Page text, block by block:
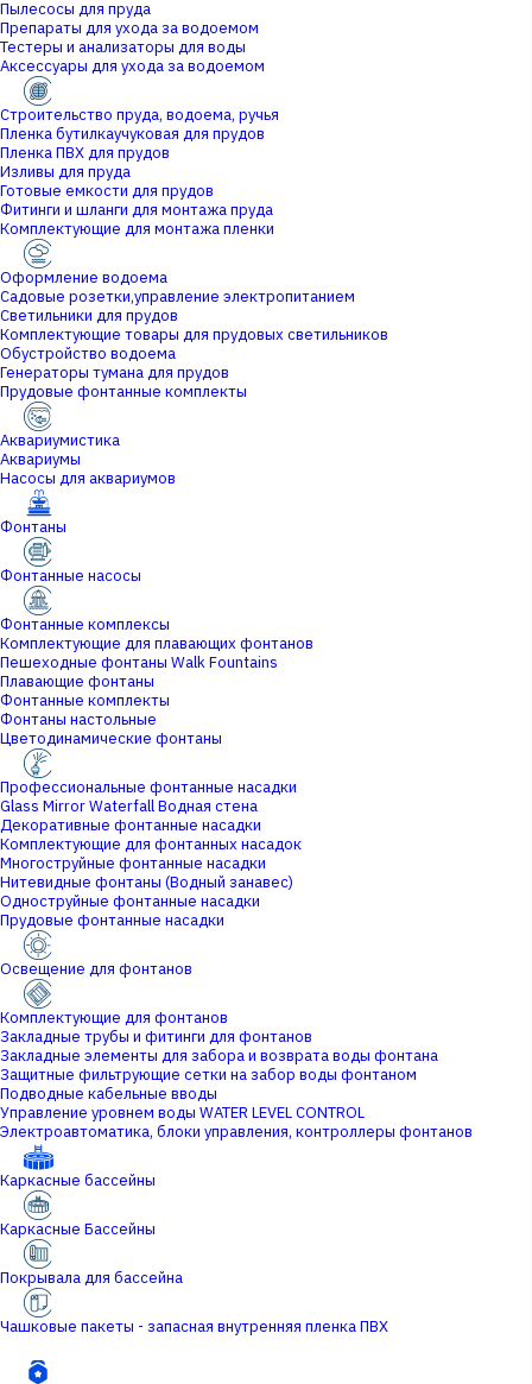
Пылесосы для пруда
Препараты для ухода за водоемом
Тестеры и анализаторы для воды
Аксессуары для ухода за водоемом
Строительство пруда, водоема, ручья
Пленка бутилкаучуковая для прудов
Пленка ПВХ для прудов
Изливы для пруда
Готовые емкости для прудов
Фитинги и шланги для монтажа пруда
Комплектующие для монтажа пленки
Оформление водоема
Садовые розетки,управление электропитанием
Светильники для прудов
Комплектующие товары для прудовых светильников
Обустройство водоема
Генераторы тумана для прудов
Прудовые фонтанные комплекты
Аквариумистика
Аквариумы
Насосы для аквариумов
Фонтаны
Фонтанные насосы
Фонтанные комплексы
Комплектующие для плавающих фонтанов
Пешеходные фонтаны Walk Fountains
Плавающие фонтаны
Фонтанные комплекты
Фонтаны настольные
Цветодинамические фонтаны
Профессиональные фонтанные насадки
Glass Mirror Waterfall Водная стена
Декоративные фонтанные насадки
Комплектующие для фонтанных насадок
Многоструйные фонтанные насадки
Нитевидные фонтаны (Водный занавес)
Одноструйные фонтанные насадки
Прудовые фонтанные насадки
Освещение для фонтанов
Комплектующие для фонтанов
Закладные трубы и фитинги для фонтанов
Закладные элементы для забора и возврата воды фонтана
Защитные фильтрующие сетки на забор воды фонтаном
Подводные кабельные вводы
Управление уровнем воды WATER LEVEL CONTROL
Электроавтоматика, блоки управления, контроллеры фонтанов
Каркасные бассейны
Каркасные Бассейны
Покрывала для бассейна
Чашковые пакеты - запасная внутренняя пленка ПВХ